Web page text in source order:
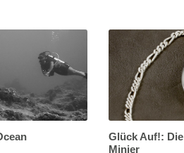
Glück Auf!:
Minier